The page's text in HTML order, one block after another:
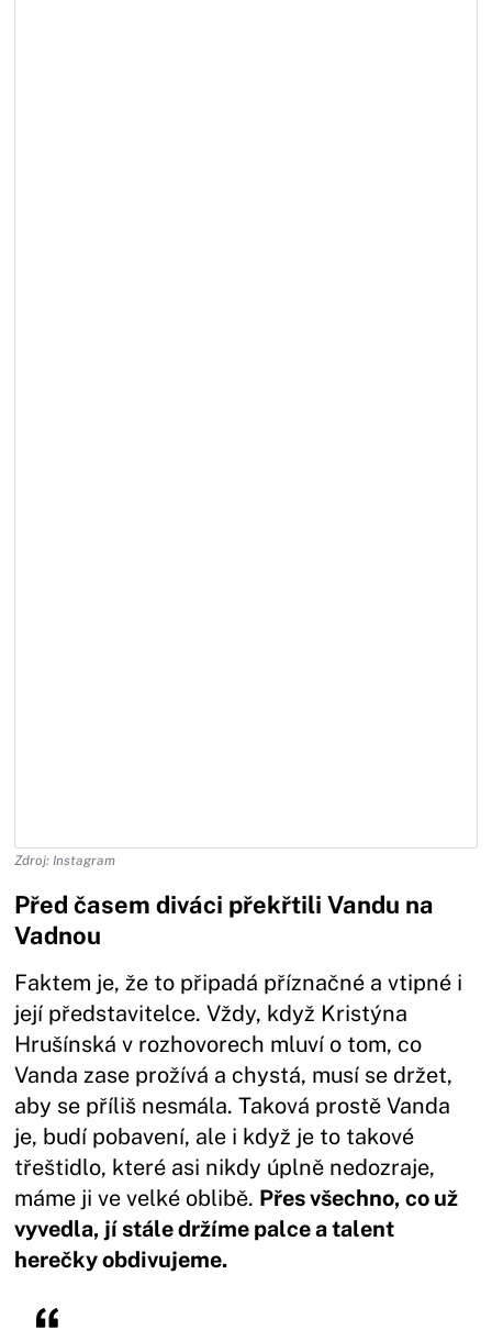
Zdroj: Instagram
Před časem diváci překřtili Vandu na
Vadnou
Faktem je, že to připadá příznačné a vtipné i
její představitelce. Vždy, když Kristýna
Hrušínská v rozhovorech mluví o tom, co
Vanda zase prožívá a chystá, musí se držet,
aby se příliš nesmála. Taková prostě Vanda
je, budí pobavení, ale i když je to takové
třeštidlo, které asi nikdy úplně nedozraje,
máme ji ve velké oblibě. Přes všechno, co už
vyvedla, jí stále držíme palce a talent
herečky obdivujeme.